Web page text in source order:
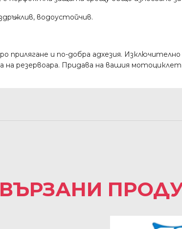
водоустойчив.
прилягане и по-добра адхезия. Изключително
на резервоара. Придава на вашия мотоциклет